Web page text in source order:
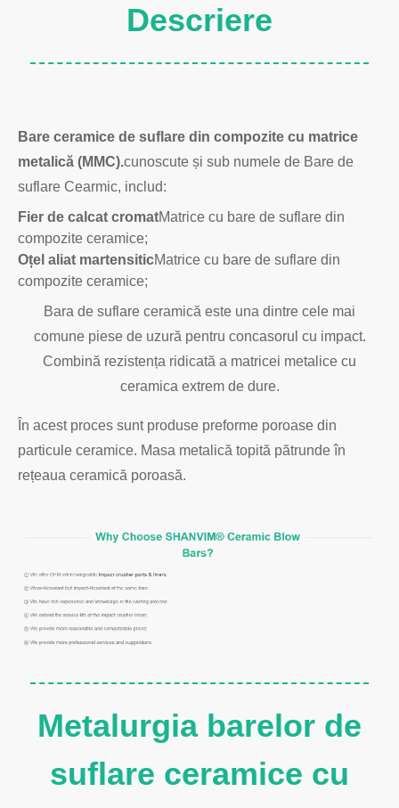
Descriere
Bare ceramice de suflare din compozite cu matrice
metalică (MMC).cunoscute și sub numele de Bare de
suflare Cearmic, includ:
Fier de calcat cromatMatrice cu bare de suflare din
compozite ceramice;
Oțel aliat martensiticMatrice cu bare de suflare din
compozite ceramice;
Bara de suflare ceramică este una dintre cele mai
comune piese de uzură pentru concasorul cu impact.
Combină rezistența ridicată a matricei metalice cu
ceramica extrem de dure.
În acest proces sunt produse preforme poroase din
particule ceramice. Masa metalică topită pătrunde în
rețeaua ceramică poroasă.
Metalurgia barelor de
suflare ceramice cu